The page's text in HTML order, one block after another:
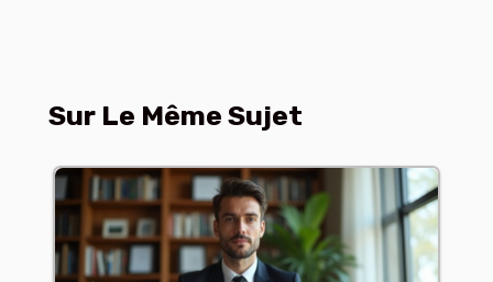
Sur Le Même Sujet